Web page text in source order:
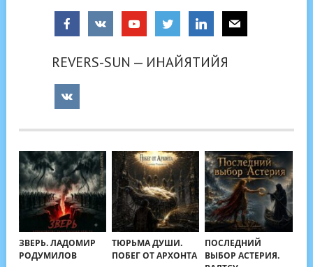
REVERS-SUN — ИНАЙЯТИЙЯ
ЗВЕРЬ. ЛАДОМИР
РОДУМИЛОВ
ТЮРЬМА ДУШИ.
ПОБЕГ ОТ АРХОНТА
ПОСЛЕДНИЙ
ВЫБОР АСТЕРИЯ.